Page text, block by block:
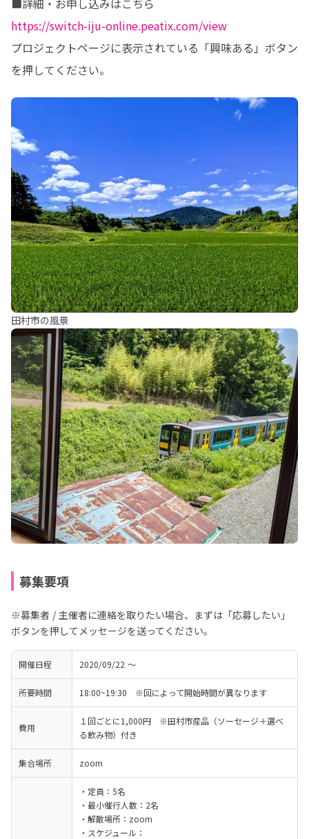
https://switch-iju-online.peatix.com/view
プロジェクトページに表示されている「興味ある」ボタン
を押してください。
田村市の風景
募集要項
※募集者 / 主催者に連絡を取りたい場合、まずは「応募したい」
ボタンを押してメッセージを送ってください。
開催日程 2020/09/22 〜
所要時間 18:00~19:30　※回によって開始時間が異なります
費用
１回ごとに1,000円　※田村市産品（ソーセージ＋選べ
る飲み物）付き
集合場所 zoom
・定員：5名
・最小催行人数：2名
・解散場所：zoom
・スケジュール：